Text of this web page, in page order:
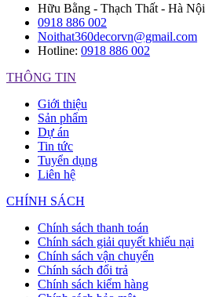
Hữu Bằng - Thạch Thất - Hà Nội
0918 886 002
Noithat360decorvn@gmail.com
Hotline: 0918 886 002
THÔNG TIN
Giới thiệu
Sản phẩm
Dự án
Tin tức
Tuyển dụng
Liên hệ
CHÍNH SÁCH
Chính sách thanh toán
Chính sách giải quyết khiếu nại
Chính sách vận chuyển
Chính sách đổi trả
Chính sách kiểm hàng